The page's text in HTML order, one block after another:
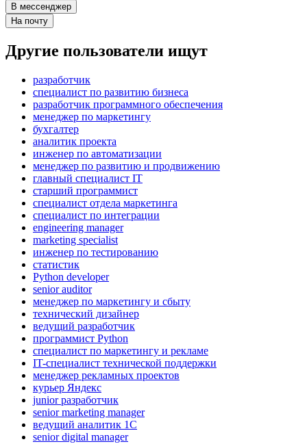
В мессенджер
На почту
Другие пользователи ищут
разработчик
специалист по развитию бизнеса
разработчик программного обеспечения
менеджер по маркетингу
бухгалтер
аналитик проекта
инженер по автоматизации
менеджер по развитию и продвижению
главный специалист IT
старший программист
специалист отдела маркетинга
специалист по интеграции
engineering manager
marketing specialist
инженер по тестированию
статистик
Python developer
senior auditor
менеджер по маркетингу и сбыту
технический дизайнер
ведущий разработчик
программист Python
специалист по маркетингу и рекламе
IT-специалист технической поддержки
менеджер рекламных проектов
курьер Яндекс
junior разработчик
senior marketing manager
ведущий аналитик 1С
senior digital manager